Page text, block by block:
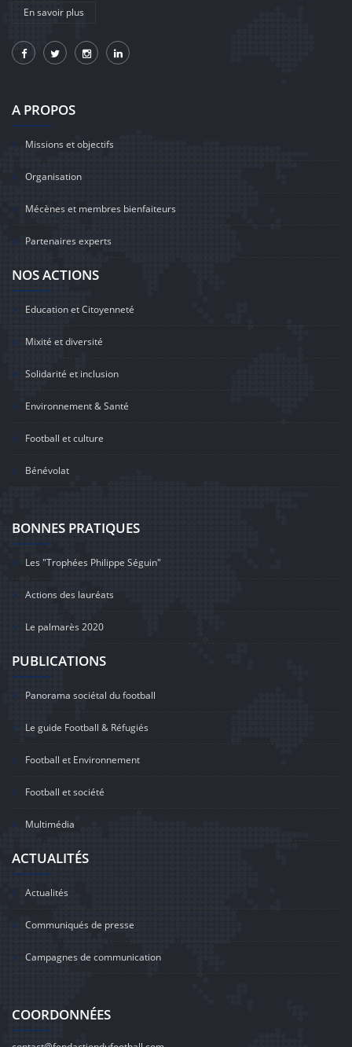
En savoir plus
A PROPOS
Missions et objectifs
Organisation
Mécènes et membres bienfaiteurs
Partenaires experts
NOS ACTIONS
Education et Citoyenneté
Mixité et diversité
Solidarité et inclusion
Environnement & Santé
Football et culture
Bénévolat
BONNES PRATIQUES
Les "Trophées Philippe Séguin"
Actions des lauréats
Le palmarès 2020
PUBLICATIONS
Panorama sociétal du football
Le guide Football & Réfugiés
Football et Environnement
Football et société
Multimédia
ACTUALITÉS
Actualités
Communiqués de presse
Campagnes de communication
COORDONNÉES